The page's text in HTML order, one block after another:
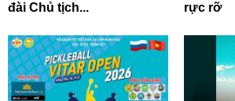
đài Chủ tịch...
rực rỡ